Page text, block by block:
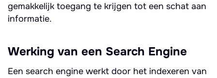
gemakkelijk toegang te krijgen tot een schat aan
informatie.
Werking van een Search Engine
Een search engine werkt door het indexeren van